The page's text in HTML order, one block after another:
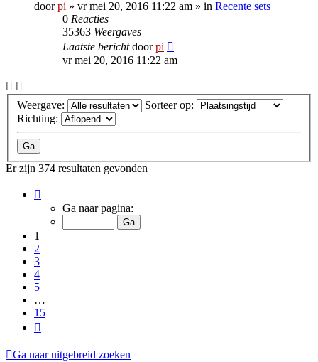
doorpi » vr mei 20, 2016 11:22 am » in Recente sets
0 Reacties
35363 Weergaves
Laatste berichtdoorpi
vr mei 20, 2016 11:22 am
Weergave:
Sorteer op:
Richting:
Er zijn 374 resultaten gevonden
van
Ga naar pagina:
1
2
3
4
5
…
15
Ga naar uitgebreid zoeken